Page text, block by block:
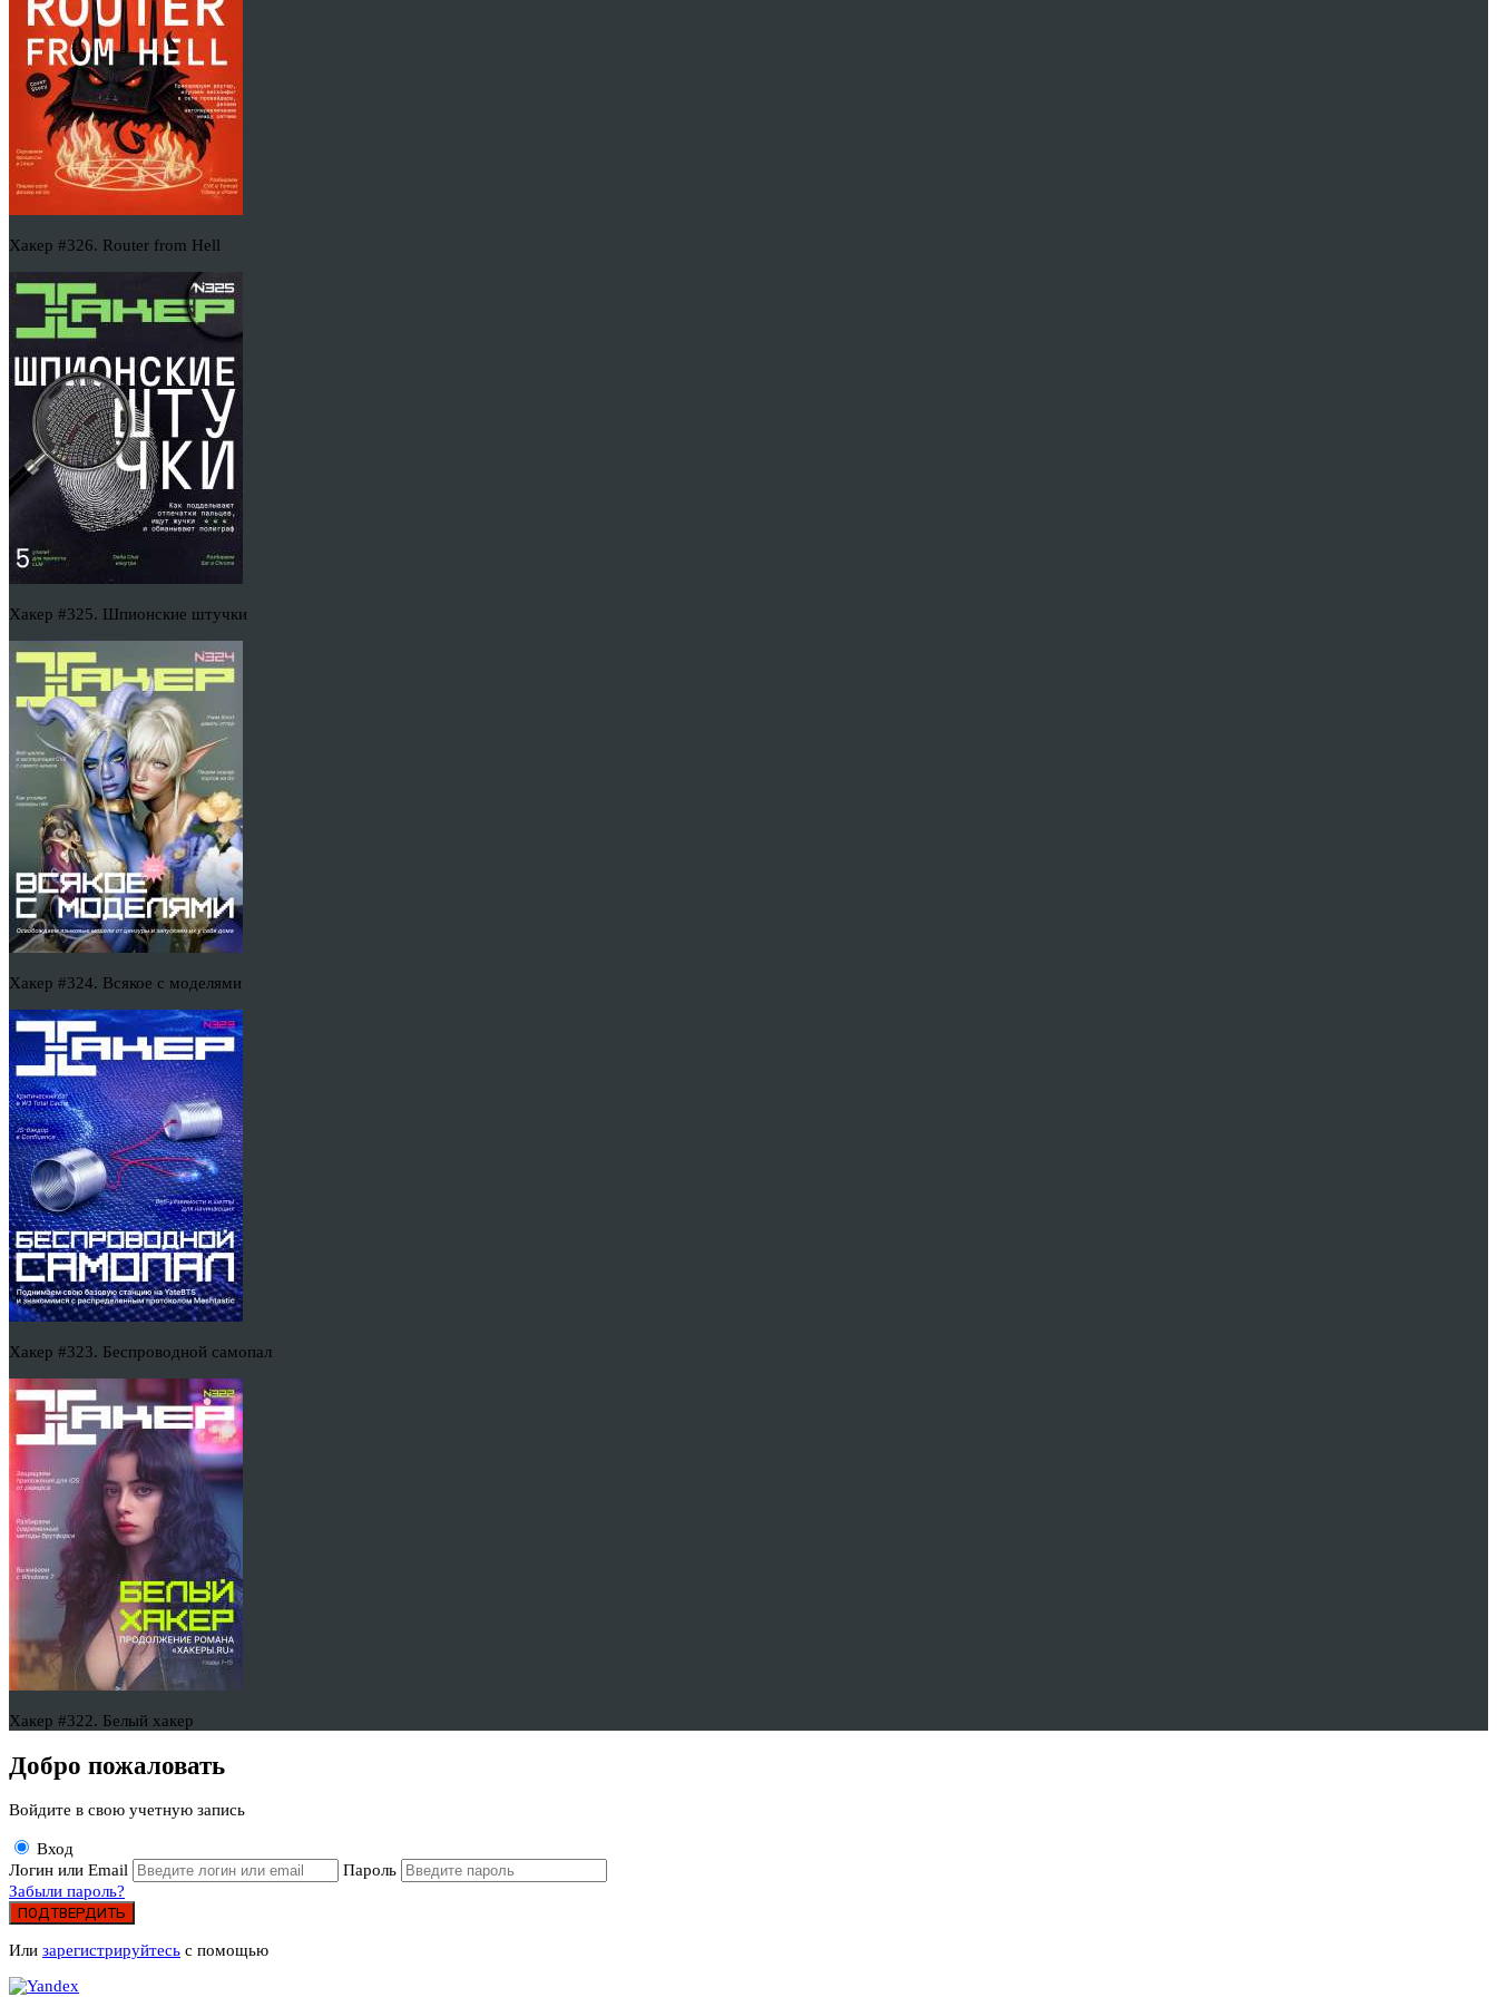
Хакер #326. Router from Hell
Хакер #325. Шпионские штучки
Хакер #324. Всякое с моделями
Хакер #323. Беспроводной самопал
Хакер #322. Белый хакер
Добро пожаловать
Войдите в свою учетную запись
Вход
Логин или Email
Пароль
Забыли пароль?
ПОДТВЕРДИТЬ
Или зарегистрируйтесь с помощью